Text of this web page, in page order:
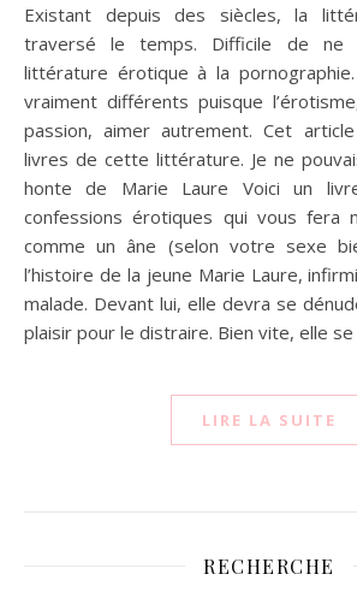
Existant depuis des siècles, la littérature érotique a
traversé le temps. Difficile de ne
littérature érotique à la
vraiment différents puisque
passion, aimer autrement. Cet
livres de cette littérature. Je ne
honte de Marie Laure Voici un
confessions érotiques qui vous fera
comme un âne (selon votre sexe
l’histoire de la jeune Marie Laure,
malade. Devant lui, elle devra se
plaisir pour le distraire. Bien vite, elle
LIRE LA SUITE
RECHERCHE